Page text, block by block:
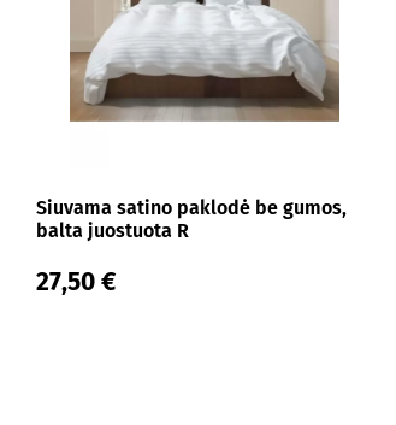
Siuvama satino paklodė be gumos,
balta juostuota R
27,50 €